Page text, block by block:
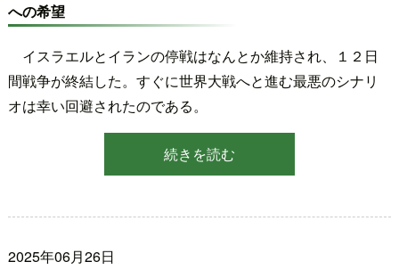
への希望
イスラエルとイランの停戦はなんとか維持され、１２日
間戦争が終結した。すぐに世界大戦へと進む最悪のシナリ
オは幸い回避されたのである。
続きを読む
2025年06月26日